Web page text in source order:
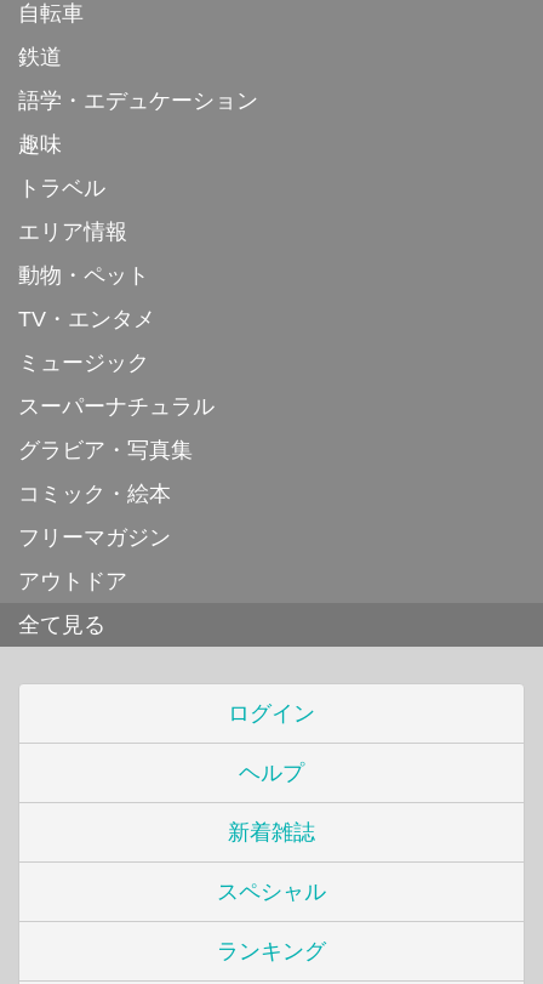
自転車
鉄道
語学・エデュケーション
趣味
トラベル
エリア情報
動物・ペット
TV・エンタメ
ミュージック
スーパーナチュラル
グラビア・写真集
コミック・絵本
フリーマガジン
アウトドア
全て見る
ログイン
ヘルプ
新着雑誌
スペシャル
ランキング